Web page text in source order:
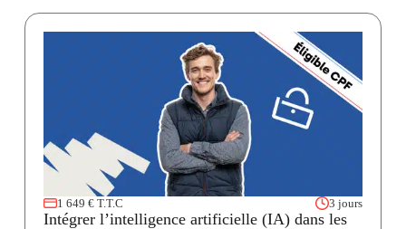
1 649 € T.T.C 3 jours
Intégrer l’intelligence artificielle (IA) dans les